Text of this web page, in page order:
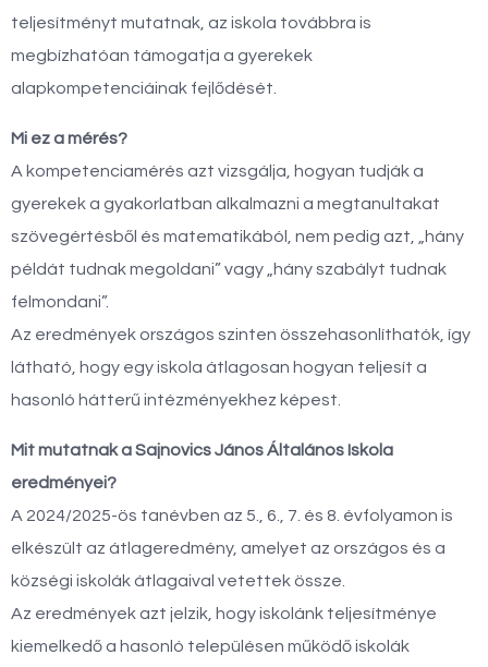
teljesítményt mutatnak, az iskola továbbra is
megbízhatóan támogatja a gyerekek
alapkompetenciáinak fejlődését.
Mi ez a mérés?
A kompetenciamérés azt vizsgálja, hogyan tudják a
gyerekek a gyakorlatban alkalmazni a megtanultakat
szövegértésből és matematikából, nem pedig azt, „hány
példát tudnak megoldani” vagy „hány szabályt tudnak
felmondani”.
Az eredmények országos szinten összehasonlíthatók, így
látható, hogy egy iskola átlagosan hogyan teljesít a
hasonló hátterű intézményekhez képest.
Mit mutatnak a Sajnovics János Általános Iskola
eredményei?
A 2024/2025-ös tanévben az 5., 6., 7. és 8. évfolyamon is
elkészült az átlageredmény, amelyet az országos és a
községi iskolák átlagaival vetettek össze.
Az eredmények azt jelzik, hogy iskolánk teljesítménye
kiemelkedő a hasonló településen működő iskolák